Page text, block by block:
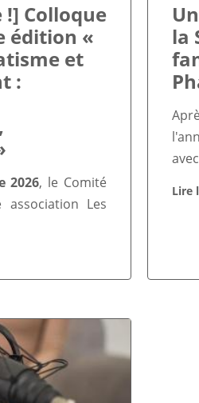
!] Colloque
édition «
et
:
2026, le Comité
Les
la
Lire